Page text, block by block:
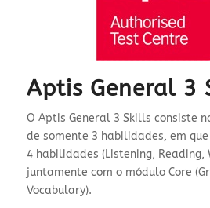
Aptis General 3
O Aptis General 3 Skills consiste
de somente 3 habilidades, em
4 habilidades (Listening, Reading,
juntamente com o módulo Core
Vocabulary).